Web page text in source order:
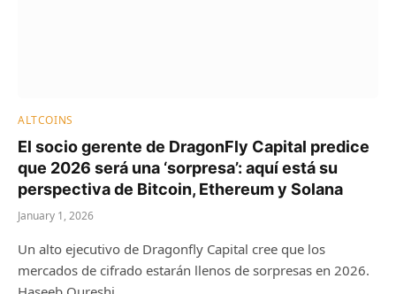
ALTCOINS
El socio gerente de DragonFly Capital predice
que 2026 será una ‘sorpresa’: aquí está su
perspectiva de Bitcoin, Ethereum y Solana
January 1, 2026
Un alto ejecutivo de Dragonfly Capital cree que los
mercados de cifrado estarán llenos de sorpresas en 2026.